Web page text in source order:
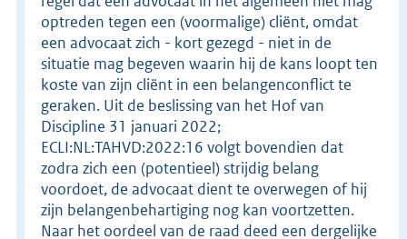
optreden tegen een (voormalige) cliënt, omdat
een advocaat zich - kort gezegd - niet in de
situatie mag begeven waarin hij de kans loopt ten
koste van zijn cliënt in een belangenconflict te
geraken. Uit de beslissing van het Hof van
Discipline 31 januari 2022;
ECLI:NL:TAHVD:2022:16 volgt bovendien dat
zodra zich een (potentieel) strijdig belang
voordoet, de advocaat dient te overwegen of hij
zijn belangenbehartiging nog kan voortzetten.
Naar het oordeel van de raad deed een dergelijke